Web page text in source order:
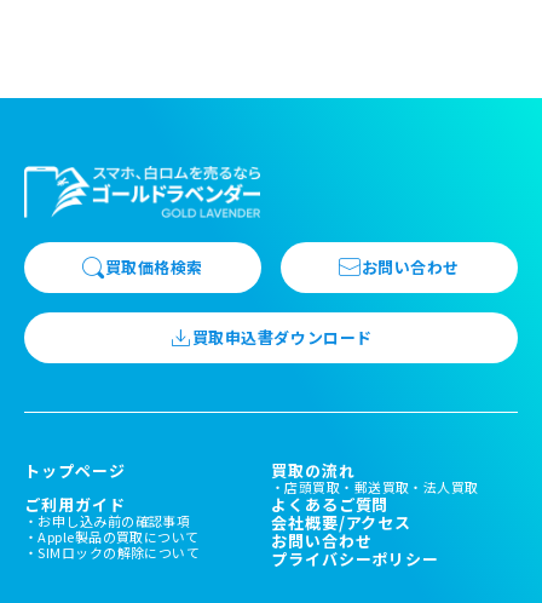
買取価格検索 お問い合わせ
買取申込書ダウンロード
トップページ 買取の流れ
店頭買取 郵送買取 法人買取
ご利用ガイド
お申し込み前の確認事項
Apple製品の買取について
SIMロックの解除について
よくあるご質問
会社概要/アクセス
お問い合わせ
プライバシーポリシー